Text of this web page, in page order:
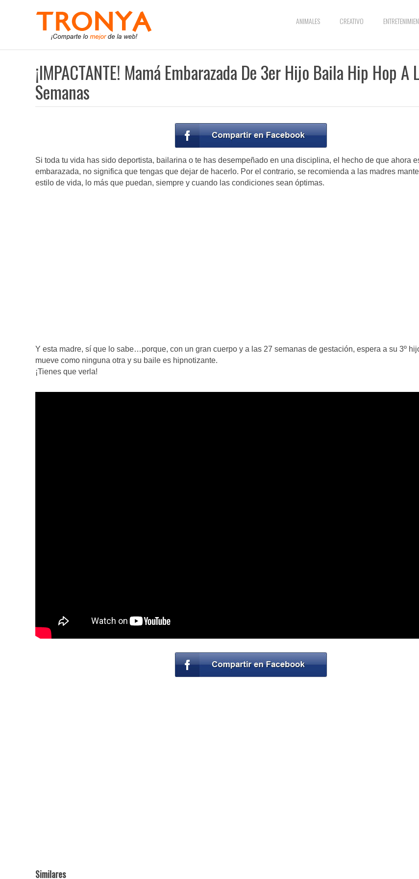
ANIMALES CREATIVO
¡IMPACTANTE! Mamá Embarazada De 3er Hijo Baila Hip Hop A
Semanas
Si toda tu vida has sido deportista, bailarina o te has desempeñado en una disciplina, el hecho de que ahora
embarazada, no significa que tengas que dejar de hacerlo. Por el contrario, se recomienda a las madres
estilo de vida, lo más que puedan, siempre y cuando las condiciones sean óptimas.
Y esta madre, sí que lo sabe…porque, con un gran cuerpo y a las 27 semanas de gestación, espera a su 3º
mueve como ninguna otra y su baile es hipnotizante.
¡Tienes que verla!
Similares